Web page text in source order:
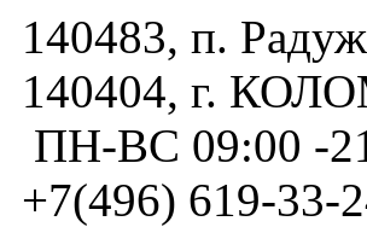
140483, п.
140404, г.
ПН-ВС 09:00 -
+7(496) 619-33-